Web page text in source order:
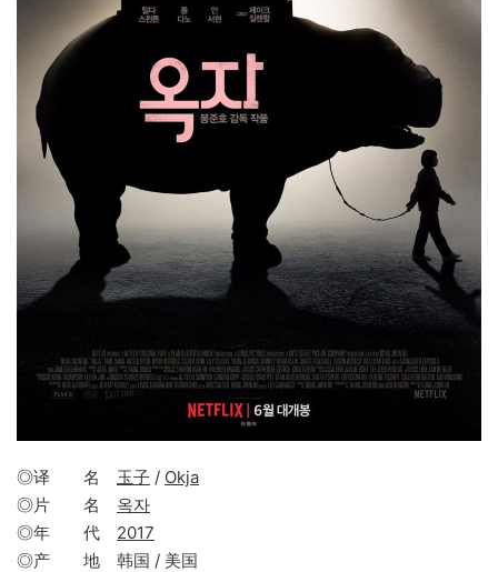
◎译 名 玉子 / Okja
◎片 名 옥자
◎年 代 2017
◎产 地 韩国 / 美国